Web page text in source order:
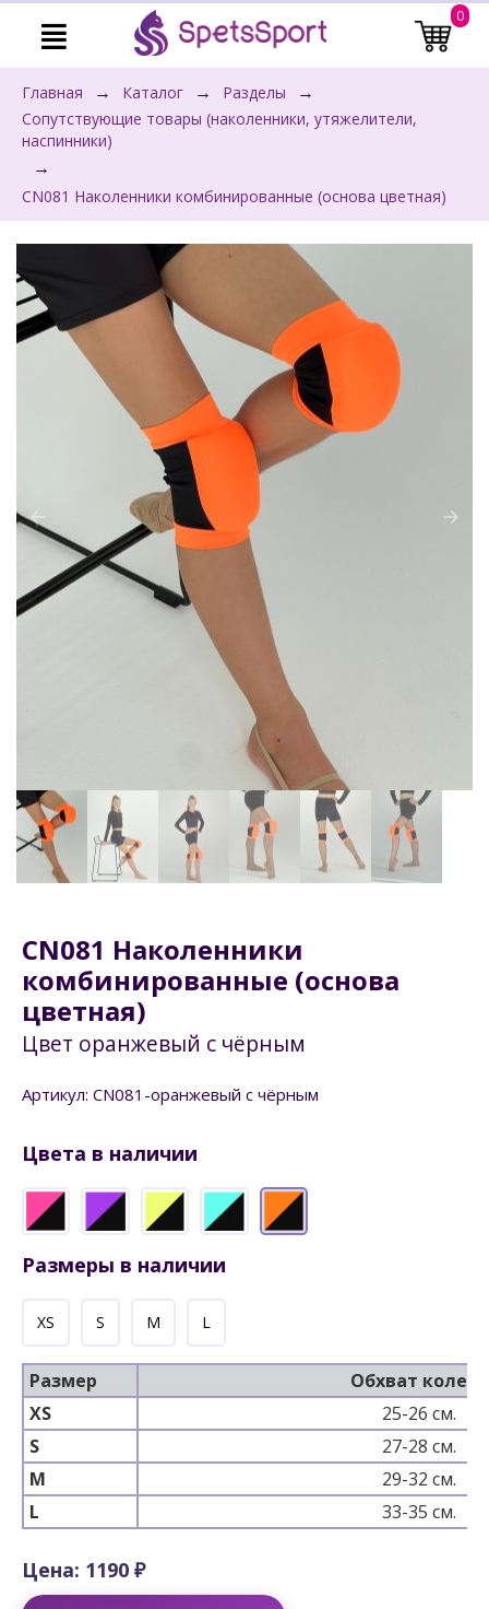
0
Главная → Каталог → Разделы →
Сопутствующие товары (наколенники, утяжелители,
наспинники)
→
CN081 Наколенники комбинированные (основа цветная)
CN081 Наколенники
комбинированные (основа
цветная)
Цвет оранжевый с чёрным
Артикул: CN081-оранжевый с чёрным
Цвета в наличии
Размеры в наличии
XS S M L
Размер
Обхват колена
XS
25-26 см.
S
27-28 см.
M
29-32 см.
L
33-35 см.
Цена: 1190 ₽